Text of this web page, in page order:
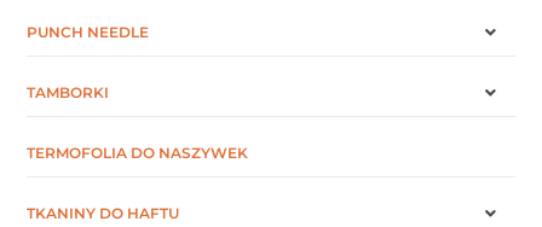
PUNCH NEEDLE
TAMBORKI
TERMOFOLIA DO NASZYWEK
TKANINY DO HAFTU